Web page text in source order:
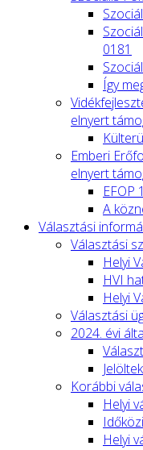
0181
Így
elnyert
Emberi
elnyert
EFOP
A
Választási
Választási
Helyi
HVI
Helyi
Választási
2024. évi
Korábbi
Helyi
Helyi